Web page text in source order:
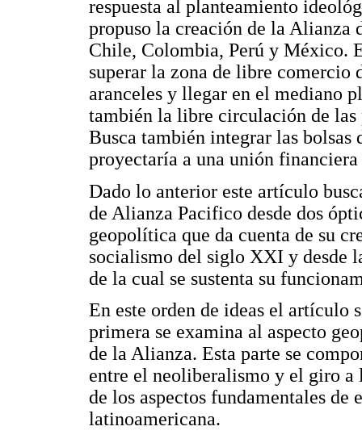
respuesta al planteamiento
propuso la creación de la
Chile, Colombia, Perú y México.
superar la zona de libre comercio
aranceles y llegar en el mediano
también la libre circulación de las
Busca también integrar las bolsas
proyectaría a una unión
Dado lo anterior este artículo
de Alianza Pacifico desde dos
geopolítica que da cuenta de su
socialismo del siglo XXI y desde
de la cual se sustenta su
En este orden de ideas el artículo
primera se examina al aspecto
de la Alianza. Esta parte se
entre el neoliberalismo y el giro a
de los aspectos fundamentales
latinoamericana.